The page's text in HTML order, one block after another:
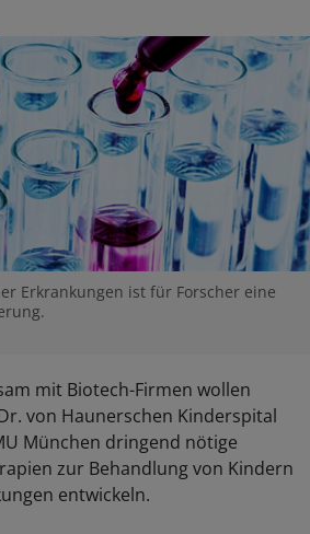
Erkrankungen ist für Forscher eine
mit Biotech-Firmen wollen
von Haunerschen Kinderspital
München dringend nötige
zur Behandlung von Kindern
entwickeln.